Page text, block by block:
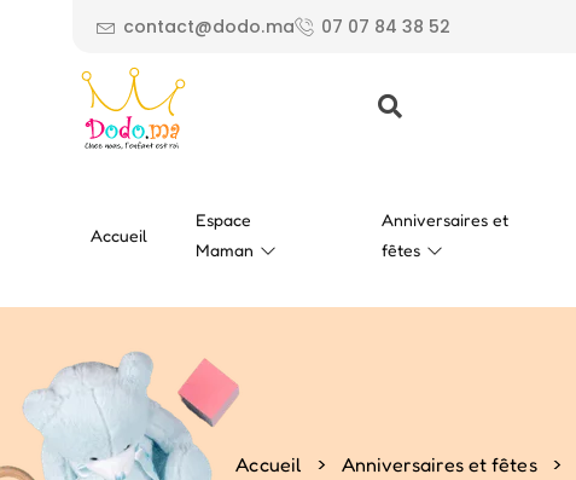
contact@dodo.ma 07 07 84 38 52
Accueil
Espace
Maman
Anniversaires et
fêtes
Accueil > Anniversaires et fêtes >